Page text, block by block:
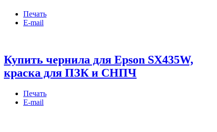
Печать
E-mail
Купить чернила для Epson SX435W,
краска для ПЗК и СНПЧ
Печать
E-mail